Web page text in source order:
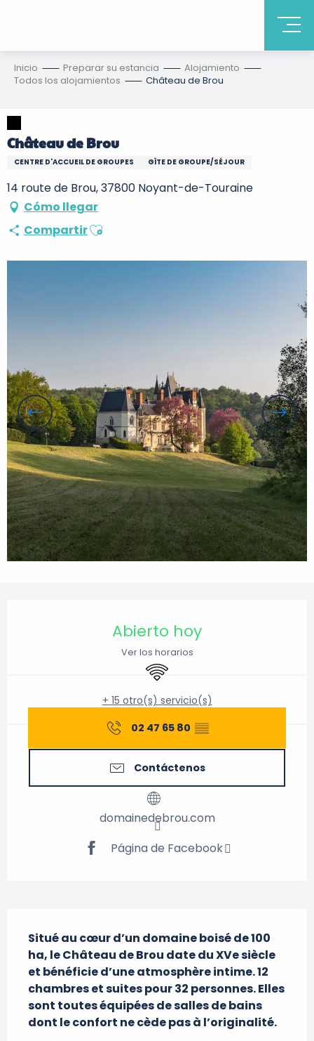
Inicio Preparar su estancia
Alojamiento
Todos los alojamientos
Château de Brou
Château de Brou
CENTRE D'ACCUEIL DE GROUPES GÎTE DE GROUPE/SÉJOUR
14 route de Brou, 37800 Noyant-de-Touraine
Cómo llegar
CompartirAjouter aux favoris
Abierto hoy
Ver los horarios
Wifi
+ 15 otro(s) servicio(s)
02 47 65 80 ▒▒
Contáctenos
domainedebrou.com
Página de Facebook
Situé au cœur d’un domaine boisé de 100
ha, le Château de Brou date du XVe siècle
et bénéficie d’une atmosphère intime. 12
chambres et suites pour 32 personnes. Elles
sont toutes équipées de salles de bains
dont le confort ne cède pas à l’originalité.